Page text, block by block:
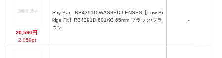
20,590円
2,059pt
Ray-Ban
idge Fit】RB4391D 601/93 65mm ブラック/ブラ
ウン
-